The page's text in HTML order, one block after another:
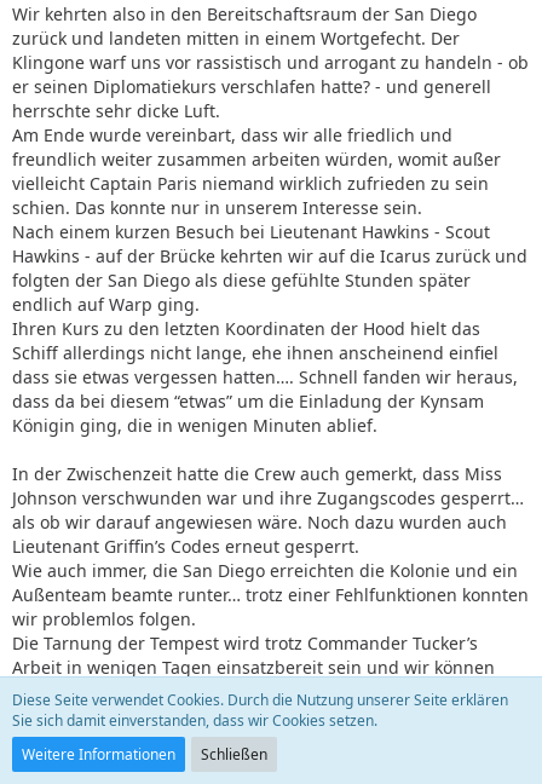
Wir kehrten also in den Bereitschaftsraum der San Diego
zurück und landeten mitten in einem Wortgefecht. Der
Klingone warf uns vor rassistisch und arrogant zu handeln - ob
er seinen Diplomatiekurs verschlafen hatte? - und generell
herrschte sehr dicke Luft.
Am Ende wurde vereinbart, dass wir alle friedlich und
freundlich weiter zusammen arbeiten würden, womit außer
vielleicht Captain Paris niemand wirklich zufrieden zu sein
schien. Das konnte nur in unserem Interesse sein.
Nach einem kurzen Besuch bei Lieutenant Hawkins - Scout
Hawkins - auf der Brücke kehrten wir auf die Icarus zurück und
folgten der San Diego als diese gefühlte Stunden später
endlich auf Warp ging.
Ihren Kurs zu den letzten Koordinaten der Hood hielt das
Schiff allerdings nicht lange, ehe ihnen anscheinend einfiel
dass sie etwas vergessen hatten…. Schnell fanden wir heraus,
dass da bei diesem “etwas” um die Einladung der Kynsam
Königin ging, die in wenigen Minuten ablief.
In der Zwischenzeit hatte die Crew auch gemerkt, dass Miss
Johnson verschwunden war und ihre Zugangscodes gesperrt…
als ob wir darauf angewiesen wäre. Noch dazu wurden auch
Lieutenant Griffin’s Codes erneut gesperrt.
Wie auch immer, die San Diego erreichten die Kolonie und ein
Außenteam beamte runter… trotz einer Fehlfunktionen konnten
wir problemlos folgen.
Die Tarnung der Tempest wird trotz Commander Tucker’s
Arbeit in wenigen Tagen einsatzbereit sein und wir können
endlich umziehen.
Noch dazu hat Lord Harison mit seinem Omega-Molekül einen
genialen Plan entwickelt um die San Diego zu stoppen sollte
sie durch ein Wunder die Hood doch vor uns finden.
Diese Seite verwendet Cookies. Durch die Nutzung unserer Seite erklären
Sie sich damit einverstanden, dass wir Cookies setzen.
Weitere Informationen
Schließen